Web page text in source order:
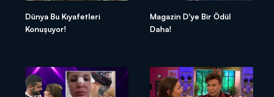
Dünya Bu Kıyafetleri
Konuşuyor!
Magazin D'ye Bir Ödül
Daha!